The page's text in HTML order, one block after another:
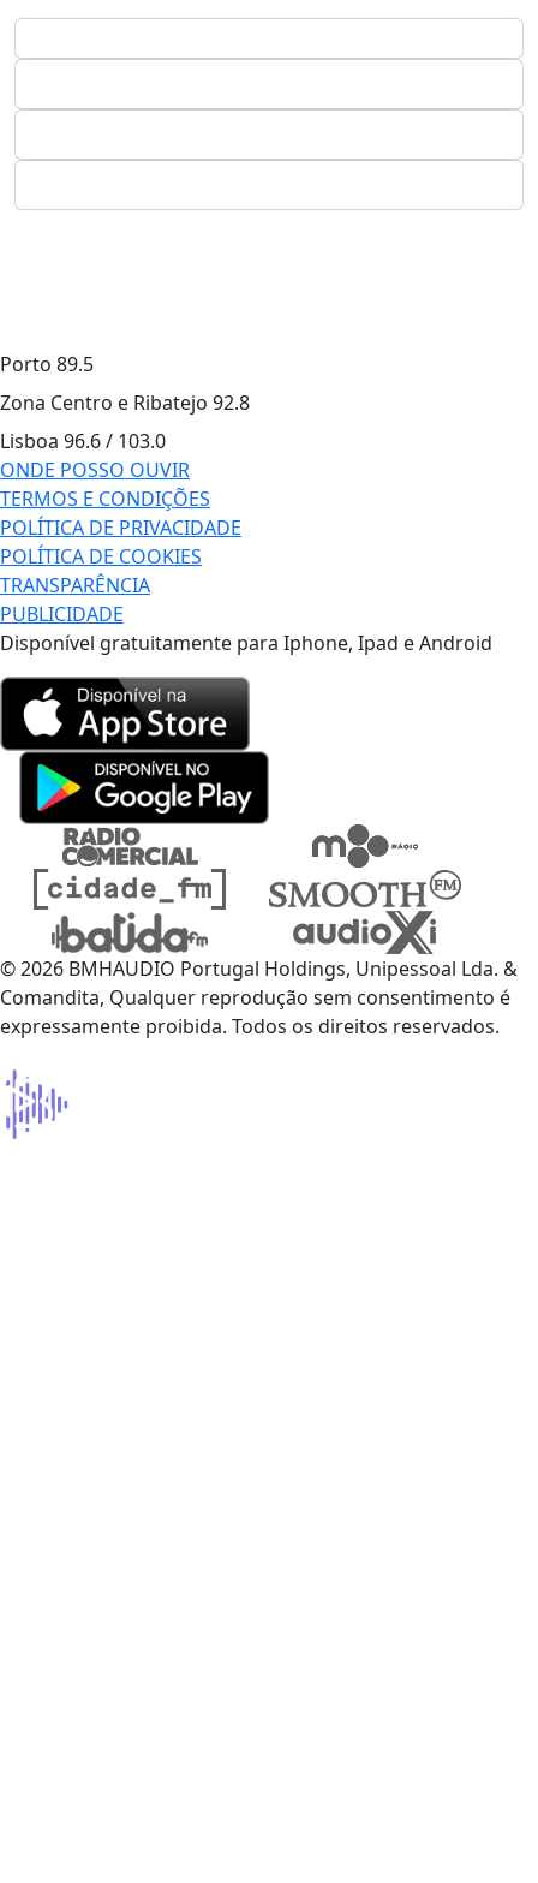
Porto 89.5
Zona Centro e Ribatejo 92.8
Lisboa 96.6 / 103.0
ONDE POSSO OUVIR
TERMOS E CONDIÇÕES
POLÍTICA DE PRIVACIDADE
POLÍTICA DE COOKIES
TRANSPARÊNCIA
PUBLICIDADE
Disponível gratuitamente para Iphone, Ipad e Android
© 2026 BMHAUDIO Portugal Holdings, Unipessoal Lda. &
Comandita, Qualquer reprodução sem consentimento é
expressamente proibida. Todos os direitos reservados.